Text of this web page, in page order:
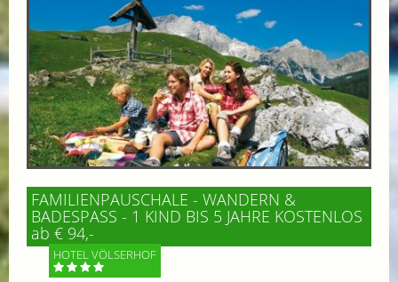
FAMILIENPAUSCHALE - WANDERN &
BADESPASS - 1 KIND BIS 5 JAHRE KOSTENLOS
ab € 94,-
HOTEL VÖLSERHOF